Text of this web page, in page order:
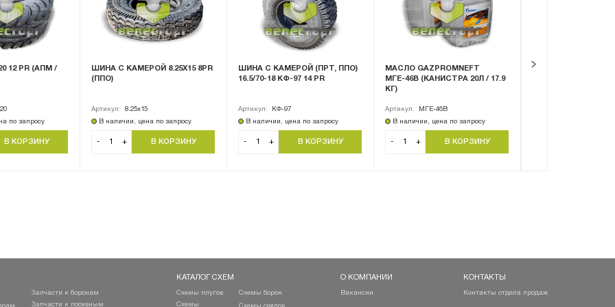
12 PR (АПМ /
по запросу
ШИНА С КАМЕРОЙ 8.25Х15 8PR
(ППО)
Артикул:
8.25х15
В наличии, цена по запросу
- +
ШИНА С КАМЕРОЙ (ПРТ, ППО)
16.5/70-18 КФ-97 14 PR
Артикул:
КФ-97
В наличии, цена по запросу
- +
МАСЛО GAZPROMNEFT
МГЕ-46В (КАНИСТРА 20Л / 17.9
КГ)
Артикул:
МГЕ-46В
В наличии, цена по запросу
- +
МАСЛО
Запчасти к боронам
Запчасти к посевным
КАТАЛОГ СХЕМ
Схемы плугов
Схемы борон
Схемы
О КОМПАНИИ
Вакансии
КОНТАКТЫ
Контакты отдела продаж